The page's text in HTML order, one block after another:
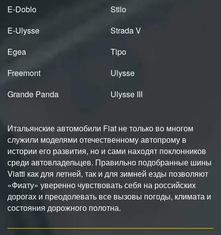
E-Doblo
E-Ulysse
Egea
Freemont
Grande Panda
Stilo
Strada V
Tipo
Ulysse
Ulysse III
Итальянские автомобили Fiat не только во многом
служили моделями отечественному автопрому в
истории его развития, но и сами находят поклонников
среди автовладельцев. Правильно подобранные шины
Viatti как для летней, так и для зимней езды позволяют
«Фиату» уверенно чувствовать себя на российских
дорогах и преодолевать все вызовы погоды, климата и
состояния дорожного полотна.